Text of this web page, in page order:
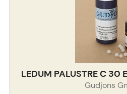
LEDUM PALUSTRE C
Gudjons